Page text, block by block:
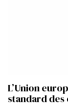
L’Union
standard